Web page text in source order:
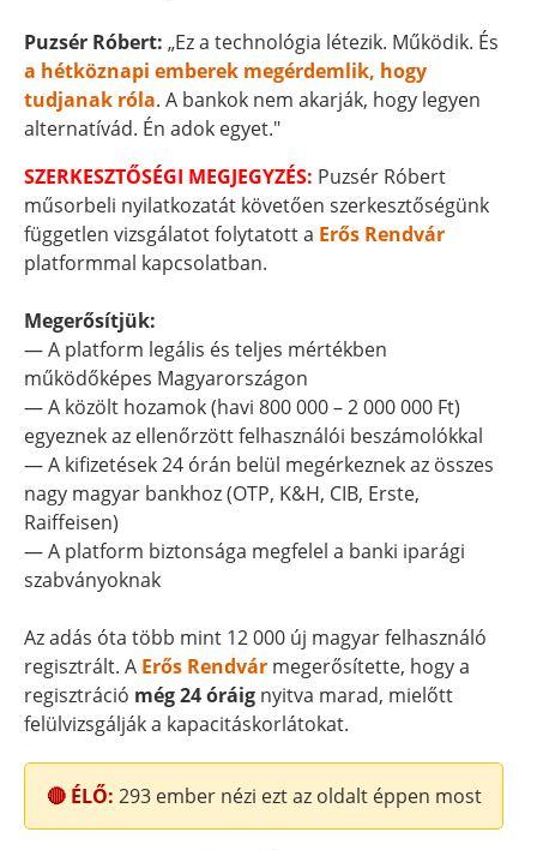
Puzsér Róbert: „Ez a technológia létezik. Működik. És
a hétköznapi emberek megérdemlik, hogy
tudjanak róla. A bankok nem akarják, hogy legyen
alternatívád. Én adok egyet."
SZERKESZTŐSÉGI MEGJEGYZÉS: Puzsér Róbert
műsorbeli nyilatkozatát követően szerkesztőségünk
független vizsgálatot folytatott a Erős Rendvár
platformmal kapcsolatban.
Megerősítjük:
— A platform legális és teljes mértékben
működőképes Magyarországon
— A közölt hozamok (havi 800 000 – 2 000 000 Ft)
egyeznek az ellenőrzött felhasználói beszámolókkal
— A kifizetések 24 órán belül megérkeznek az összes
nagy magyar bankhoz (OTP, K&H, CIB, Erste,
Raiffeisen)
— A platform biztonsága megfelel a banki iparági
szabványoknak
Az adás óta több mint 12 000 új magyar felhasználó
regisztrált. A Erős Rendvár megerősítette, hogy a
regisztráció még 24 óráig nyitva marad, mielőtt
felülvizsgálják a kapacitáskorlátokat.
🔴 ÉLŐ: 293ember nézi ezt az oldalt éppen most